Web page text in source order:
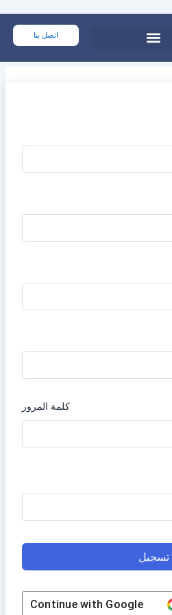
اتصل بنا
كلمة المرور
تسجيل
Continue with Google